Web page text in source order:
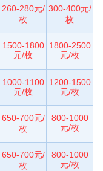
260-280元/
枚
300-400元/
枚
1500-1800
元/枚
1800-2500
元/枚
1000-1100
元/枚
1200-1500
元/枚
650-700元/
枚
800-1000
元/枚
650-700元/
枚
800-1000
元/枚